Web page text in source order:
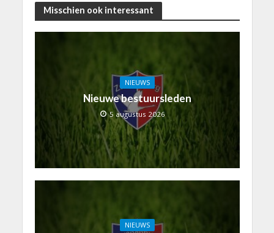
Misschien ook interessant
NIEUWS
Nieuwe bestuursleden
5 augustus 2026
NIEUWS